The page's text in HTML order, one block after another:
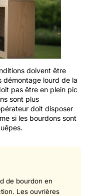
doivent être
démontage lourd de la
pas être en plein pic
sont plus
doit disposer
si les bourdons sont
de bourdon en
Les ouvrières